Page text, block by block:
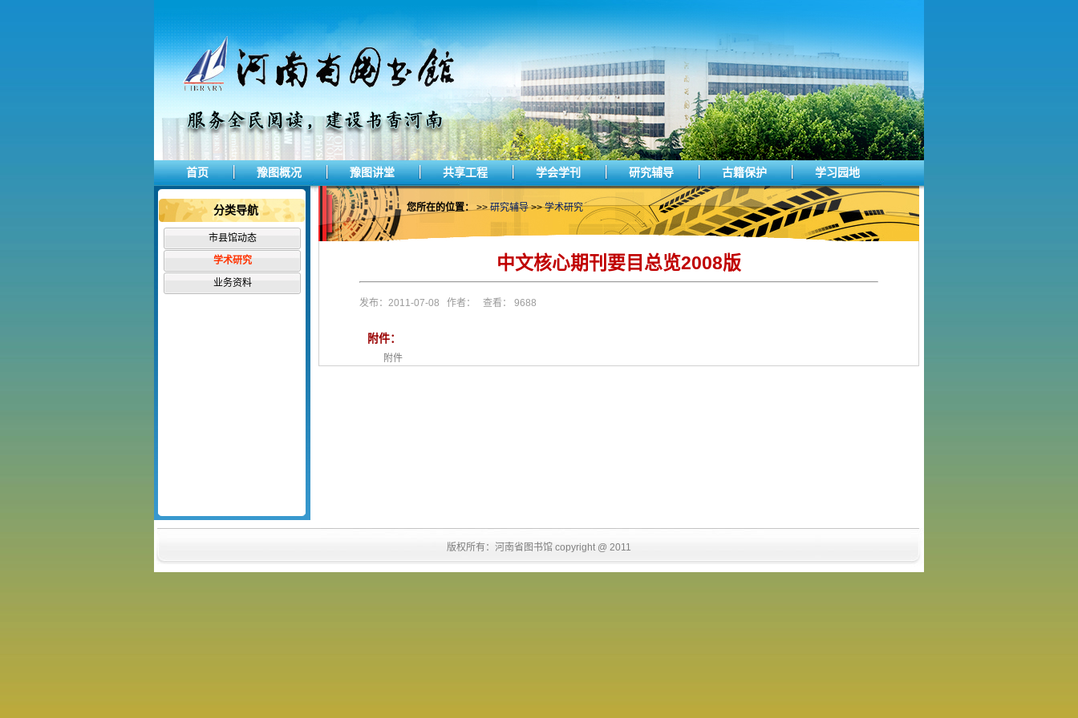
首页 豫图概况 豫图讲堂 共享工程 学会学刊 研究辅导 古籍保护 学习园地
分类导航
市县馆动态
学术研究
业务资料
您所在的位置：>>研究辅导>>学术研究
中文核心期刊要目总览2008版
发布：2011-07-08 作者： 查看： 9688
附件：
附件
版权所有：河南省图书馆 copyright @ 2011